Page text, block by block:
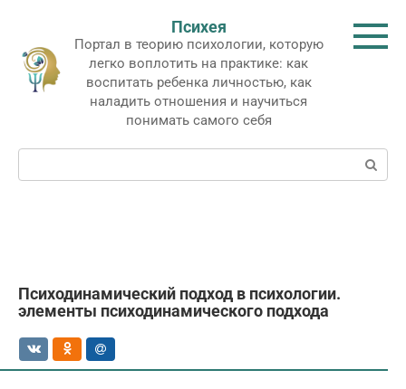
контенту
Психея
Портал в теорию психологии, которую
легко воплотить на практике: как
воспитать ребенка личностью, как
наладить отношения и научиться
понимать самого себя
Поиск:
Психодинамический подход в психологии.
элементы психодинамического подхода